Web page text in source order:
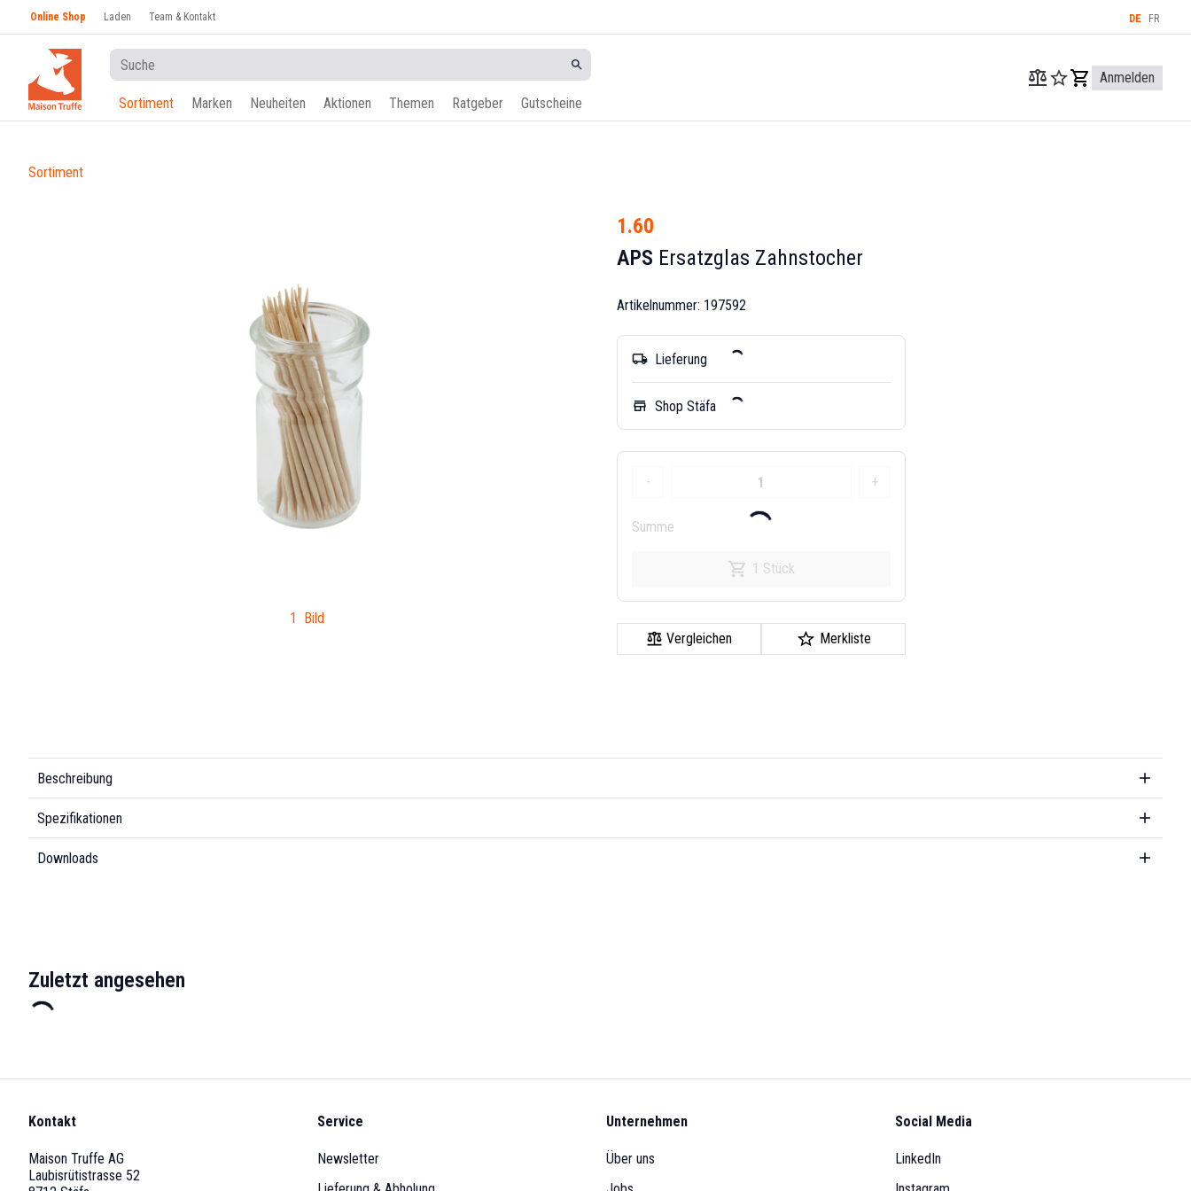
Online Shop Laden Team & Kontakt DE FR
Sortiment Marken Neuheiten Aktionen Themen Ratgeber Gutscheine
Anmelden
Sortiment
1 Bild
1.60
APS Ersatzglas Zahnstocher
Artikelnummer: 197592
local_shipping Lieferung
store Shop Stäfa
- +
Summe
1 Stück
Vergleichen Merkliste
Beschreibung
Spezifikationen
Downloads
Zuletzt angesehen
Kontakt
Maison Truffe AG
Laubisrütistrasse 52
Service
Newsletter
Unternehmen
Über uns
Social Media
LinkedIn